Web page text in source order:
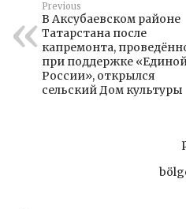
Previous
В Аксубаевском районе
Татарстана после
капремонта,
при поддержке
России», открылся
сельский Дом культуры